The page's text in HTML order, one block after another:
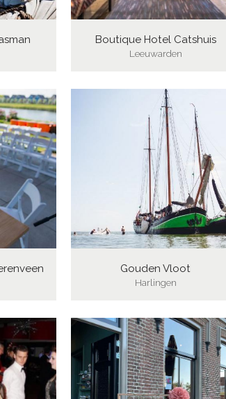
Boutique Hotel Catshuis
Leeuwarden
Gouden Vloot
Harlingen